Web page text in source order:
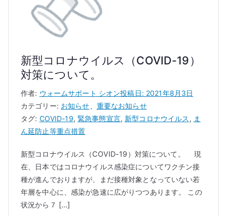
新型コロナウイルス（COVID-19）
対策について。
作者: ウォームサポート シオン投稿日: 2021年8月3日
カテゴリー: お知らせ
重要なお知らせ
タグ: COVID-19,緊急事態宣言, 新型コロナウイルス , ま
ん延防止等重点措置
新型コロナウイルス（COVID-19）対策について。 現
在、日本ではコロナウイルス感染症についてワクチン接
種が進んでおりますが、まだ接種対象となっていない若
年層を中心に、感染が急速に広がりつつあります。 この
状況から７ […]